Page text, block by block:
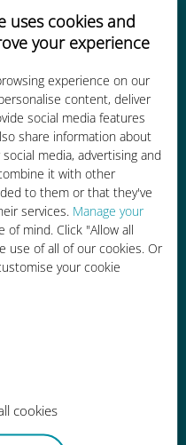
uses cookies and
your experience
experience on our
content, deliver
social media features
share information about
media, advertising and
it with other
to them or that they've
services. Manage your
of mind. Click "Allow all
use of all of our cookies. Or
your cookie
cookies
dan
je huidige